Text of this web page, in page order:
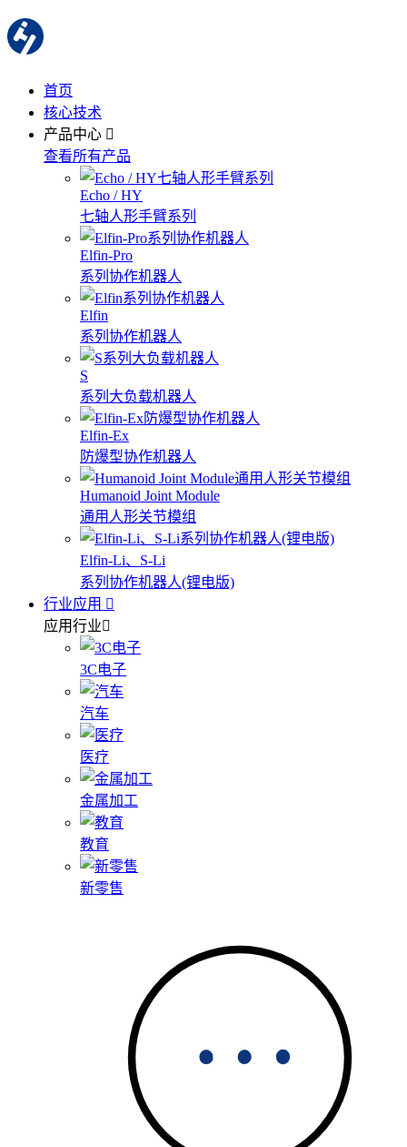
首页
核心技术
产品中心
查看所有产品
Echo / HY
七轴人形手臂系列
Elfin-Pro
系列协作机器人
Elfin
系列协作机器人
S
系列大负载机器人
Elfin-Ex
防爆型协作机器人
Humanoid Joint Module
通用人形关节模组
Elfin-Li、S-Li
系列协作机器人(锂电版)
行业应用
应用行业
3C电子
汽车
医疗
金属加工
教育
新零售